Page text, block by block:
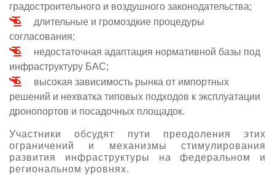
градостроительного и воздушного законодательства;
длительные и громоздкие процедуры
согласования;
недостаточная адаптация нормативной базы под
инфраструктуру БАС;
высокая зависимость рынка от импортных
решений и нехватка типовых подходов к эксплуатации
дронопортов и посадочных площадок.
Участники обсудят пути преодоления этих
ограничений и механизмы стимулирования
развития инфраструктуры на федеральном и
региональном уровнях.